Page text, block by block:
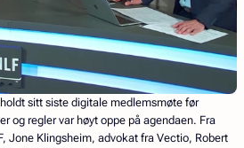
sitt siste digitale medlemsmøte før
og regler var høyt oppe på agendaen. Fra
Jone Klingsheim, advokat fra Vectio, Robert